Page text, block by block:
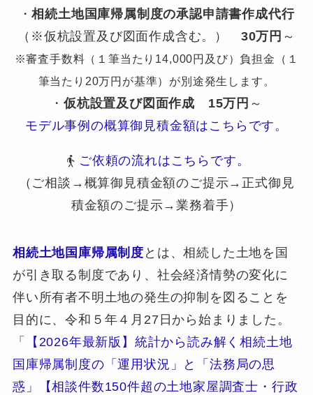
・相続土地国庫帰属制度の承認申請書作成代行
（※仮杭設置及び図面作成含む。） 30万円 ～
※審査手数料（１筆当たり14,000円及び）負担金（１
筆当たり20万円が基準）が別途発生します。
・ 仮杭設置及び図面作成 15万円 ～
モデル事例の概算御見積金額はこちらです。
ご依頼の流れはこちらです。
（ご相談→概算御見積金額のご提示→正式御見
積金額のご提示→業務着手）
相続土地国庫帰属制度 とは、相続した土地を国
が引き取る制度であり、社会経済情勢の変化に
伴い所有者不明土地の発生の抑制を図ることを
目的に、令和５年４月27日から始まりました。
「
【2026年最新版】統計から読み解く相続土地
国庫帰属制度の「運用状況」と「法務局の思
惑」【相談件数150件超の土地家屋調査士・行政